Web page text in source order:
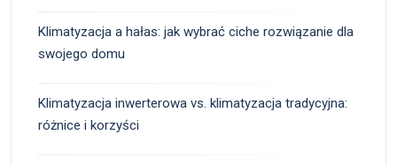
Klimatyzacja a hałas: jak wybrać ciche rozwiązanie dla
swojego domu
Klimatyzacja inwerterowa vs. klimatyzacja tradycyjna:
różnice i korzyści